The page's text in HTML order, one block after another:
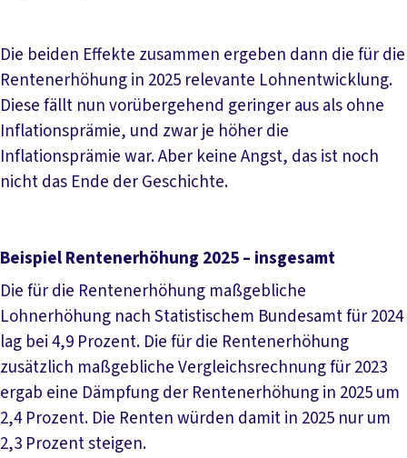
Die beiden Effekte zusammen ergeben dann die für die
Rentenerhöhung in 2025 relevante Lohnentwicklung.
Diese fällt nun vorübergehend geringer aus als ohne
Inflationsprämie, und zwar je höher die
Inflationsprämie war. Aber keine Angst, das ist noch
nicht das Ende der Geschichte.
Beispiel Rentenerhöhung 2025 – insgesamt
Die für die Rentenerhöhung maßgebliche
Lohnerhöhung nach Statistischem Bundesamt für 2024
lag bei 4,9 Prozent. Die für die Rentenerhöhung
zusätzlich maßgebliche Vergleichsrechnung für 2023
ergab eine Dämpfung der Rentenerhöhung in 2025 um
2,4 Prozent. Die Renten würden damit in 2025 nur um
2,3 Prozent steigen.